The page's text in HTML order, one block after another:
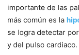
importante de las
más común es la
se logra detectar
y del pulso cardiaco.